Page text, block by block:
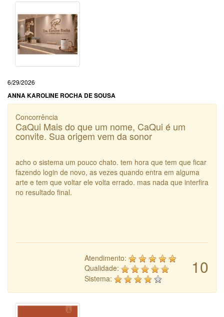
6/29/2026
ANNA KAROLINE ROCHA DE SOUSA
Concorrência
CaQui Mais do que um nome, CaQui é um
convite. Sua origem vem da sonor
acho o sistema um pouco chato. tem hora que tem que ficar
fazendo login de novo, as vezes quando entra em alguma
arte e tem que voltar ele volta errado. mas nada que interfira
no resultado final.
10
Atendimento:
Qualidade:
Sistema: